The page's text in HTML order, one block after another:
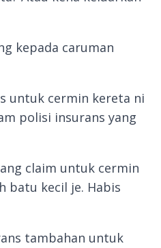
kepada caruman
untuk cermin kereta ni
polisi insurans yang
claim untuk cermin
batu kecil je. Habis
tambahan untuk